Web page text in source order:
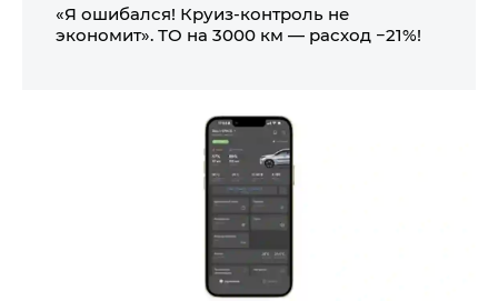
«Я ошибался! Круиз-контроль не
экономит». ТО на 3000 км — расход −21%!